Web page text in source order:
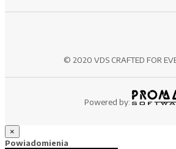
© 2020 VDS CRAFTED FOR
Powered by:
×
Powiadomienia